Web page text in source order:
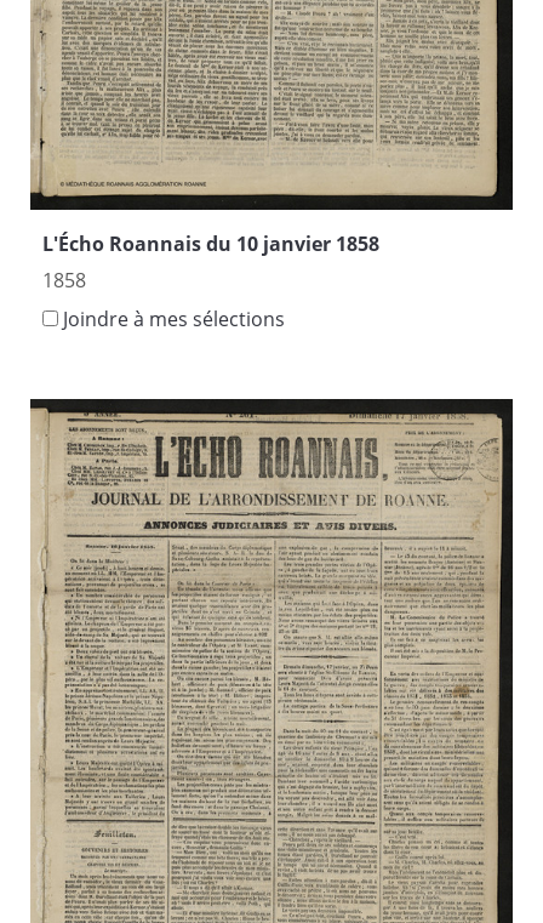
L'Écho Roannais du 10 janvier 1858
1858
Joindre à mes sélections